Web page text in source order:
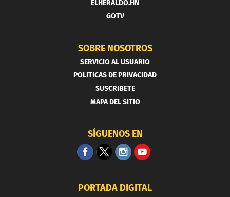
ELHERALDO.HN
GOTV
SOBRE NOSOTROS
SERVICIO AL USUARIO
POLITICAS DE PRIVACIDAD
SUSCRIBETE
MAPA DEL SITIO
SÍGUENOS EN
PORTADA DIGITAL